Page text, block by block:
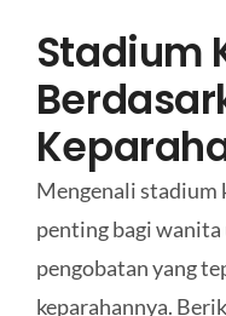
Stadium
Mengenali stadium
penting bagi
pengobatan yang
keparahannya.